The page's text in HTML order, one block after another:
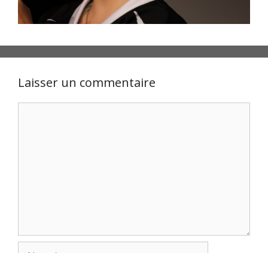
Laisser un commentaire